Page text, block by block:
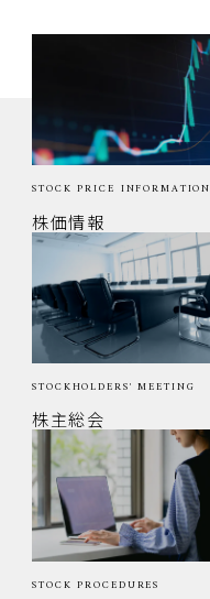
STOCK PRICE INFORMATION
株価情報
STOCKHOLDERS' MEETING
株主総会
STOCK PROCEDURES